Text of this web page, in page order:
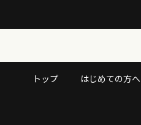
トップ はじめての方へ